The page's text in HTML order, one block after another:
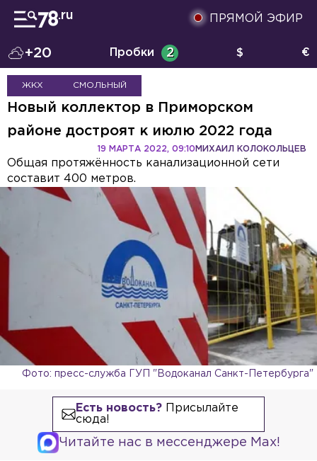
ПРЯМОЙ ЭФИР
+20 Пробки 2 $ €
ЖКХ СМОЛЬНЫЙ
Новый коллектор в Приморском
районе достроят к июлю 2022 года
МИХАИЛ КОЛОКОЛЬЦЕВ
19 МАРТА 2022, 09:10
Общая протяжённость канализационной сети
составит 400 метров.
Фото: пресс-служба ГУП "Водоканал Санкт-Петербурга"
Есть новость?Присылайте
сюда!
Читайте нас в мессенджере Max!